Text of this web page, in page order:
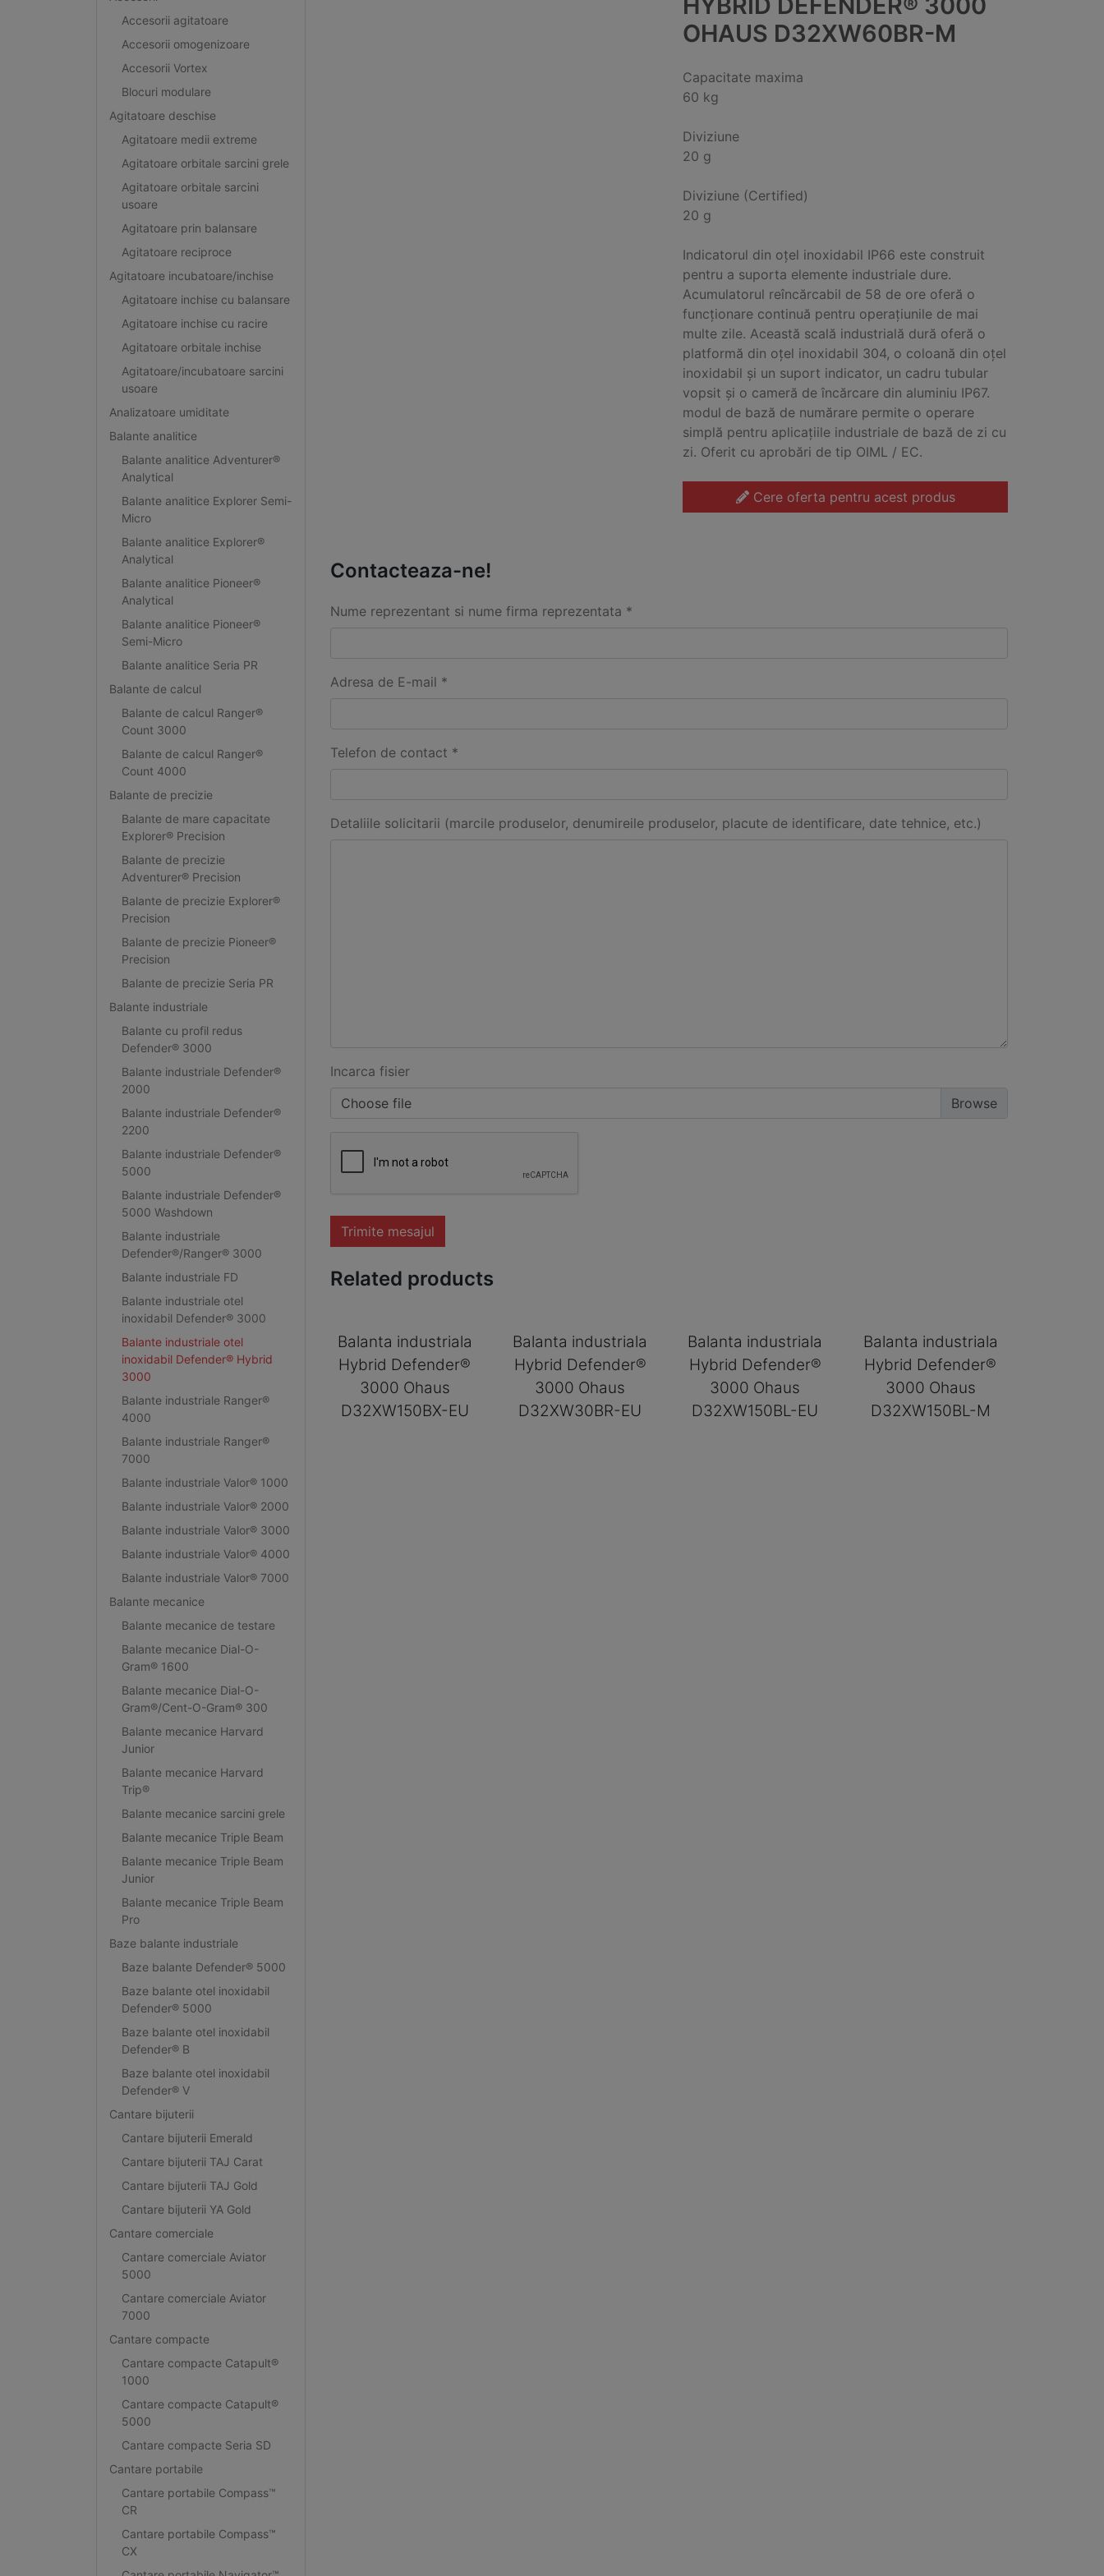
Accesorii agitatoare
Accesorii omogenizoare
Accesorii Vortex
Blocuri modulare
Agitatoare deschise
Agitatoare medii extreme
Agitatoare orbitale sarcini grele
Agitatoare orbitale sarcini
usoare
Agitatoare prin balansare
Agitatoare reciproce
Agitatoare incubatoare/inchise
Agitatoare inchise cu balansare
Agitatoare inchise cu racire
Agitatoare orbitale inchise
Agitatoare/incubatoare sarcini
usoare
Analizatoare umiditate
Balante analitice
Balante analitice Adventurer®
Analytical
Balante analitice Explorer Semi-
Micro
Balante analitice Explorer®
Analytical
Balante analitice Pioneer®
Analytical
Balante analitice Pioneer®
Semi-Micro
Balante analitice Seria PR
Balante de calcul
Balante de calcul Ranger®
Count 3000
Balante de calcul Ranger®
Count 4000
Balante de precizie
Balante de mare capacitate
Explorer® Precision
Balante de precizie
Adventurer® Precision
Balante de precizie Explorer®
Precision
Balante de precizie Pioneer®
Precision
Balante de precizie Seria PR
Balante industriale
Balante cu profil redus
Defender® 3000
Balante industriale Defender®
2000
Balante industriale Defender®
2200
Balante industriale Defender®
5000
Balante industriale Defender®
5000 Washdown
Balante industriale
Defender®/Ranger® 3000
Balante industriale FD
Balante industriale otel
inoxidabil Defender® 3000
Balante industriale otel
inoxidabil Defender® Hybrid
3000
Balante industriale Ranger®
4000
Balante industriale Ranger®
7000
Balante industriale Valor® 1000
Balante industriale Valor® 2000
Balante industriale Valor® 3000
Balante industriale Valor® 4000
Balante industriale Valor® 7000
Balante mecanice
Balante mecanice de testare
Balante mecanice Dial-O-
Gram® 1600
Balante mecanice Dial-O-
Gram®/Cent-O-Gram® 300
Balante mecanice Harvard
Junior
Balante mecanice Harvard
Trip®
Balante mecanice sarcini grele
Balante mecanice Triple Beam
Balante mecanice Triple Beam
Junior
Balante mecanice Triple Beam
Pro
Baze balante industriale
Baze balante Defender® 5000
Baze balante otel inoxidabil
Defender® 5000
Baze balante otel inoxidabil
Defender® B
Baze balante otel inoxidabil
Defender® V
Cantare bijuterii
Cantare bijuterii Emerald
Cantare bijuterii TAJ Carat
Cantare bijuterii TAJ Gold
Cantare bijuterii YA Gold
Cantare comerciale
Cantare comerciale Aviator
5000
Cantare comerciale Aviator
7000
Cantare compacte
Cantare compacte Catapult®
1000
Cantare compacte Catapult®
5000
Cantare compacte Seria SD
Cantare portabile
Cantare portabile Compass™
CR
Cantare portabile Compass™
CX
OHAUS D32XW60BR-M
Capacitate maxima
60 kg
Diviziune
20 g
Diviziune (Certified)
20 g
Indicatorul din oțel inoxidabil IP66 este construit
pentru a suporta elemente industriale dure.
Acumulatorul reîncărcabil de 58 de ore oferă o
funcționare continuă pentru operațiunile de mai
multe zile. Această scală industrială dură oferă o
platformă din oțel inoxidabil 304, o coloană din oțel
inoxidabil și un suport indicator, un cadru tubular
vopsit și o cameră de încărcare din aluminiu IP67.
modul de bază de numărare permite o operare
simplă pentru aplicațiile industriale de bază de zi cu
zi. Oferit cu aprobări de tip OIML / EC.
Cere oferta pentru acest produs
Contacteaza-ne!
Nume reprezentant si nume firma reprezentata *
Adresa de E-mail *
Telefon de contact *
Detaliile solicitarii (marcile produselor, denumireile produselor, placute de identificare, date tehnice, etc.)
Incarca fisier
Choose file
Trimite mesajul
Related products
Balanta industriala
Hybrid Defender®
3000 Ohaus
D32XW150BX-EU
Balanta industriala
Hybrid Defender®
3000 Ohaus
D32XW30BR-EU
Balanta industriala
Hybrid Defender®
3000 Ohaus
D32XW150BL-EU
Balanta industriala
Hybrid Defender®
3000 Ohaus
D32XW150BL-M